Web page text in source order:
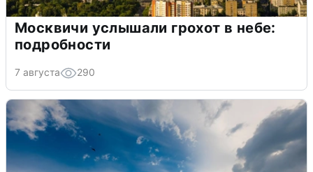
Москвичи услышали грохот в небе:
подробности
7 августа 290